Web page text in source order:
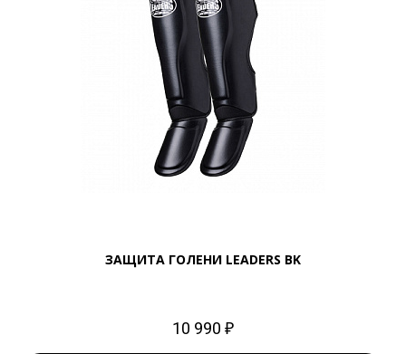
ЗАЩИТА ГОЛЕНИ LEADERS BK
10 990 ₽